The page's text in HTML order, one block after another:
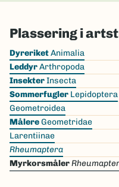
Plassering i
Skip
the
list
DyreriketAnimalia
LeddyrArthropoda
InsekterInsecta
Sommerfugler Lepidoptera
Geometroidea
MålereGeometridae
Larentiinae
Rheumaptera
Myrkorsmåler